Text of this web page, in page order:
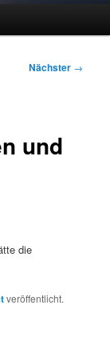
Nächster →
und
die
veröffentlicht.